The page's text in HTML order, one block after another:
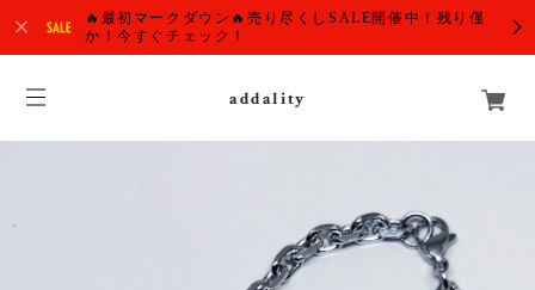
🔥最初マークダウン🔥売り尽くしSALE開催中！残り僅
か！今すぐチェック！
addality